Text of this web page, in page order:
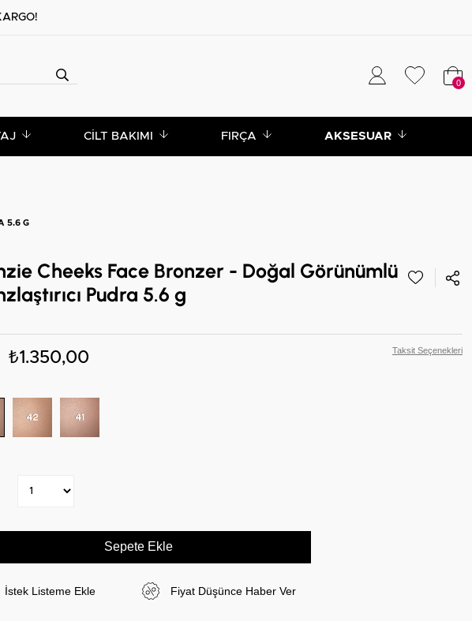
0
CILT BAKIMI FIRÇA AKSESUAR
5.6 G
Cheeks Face Bronzer - Doğal Görünümlü
Pudra 5.6 g
₺1.350,00 Taksit Seçenekleri
İstek Listeme Ekle Fiyat Düşünce Haber Ver